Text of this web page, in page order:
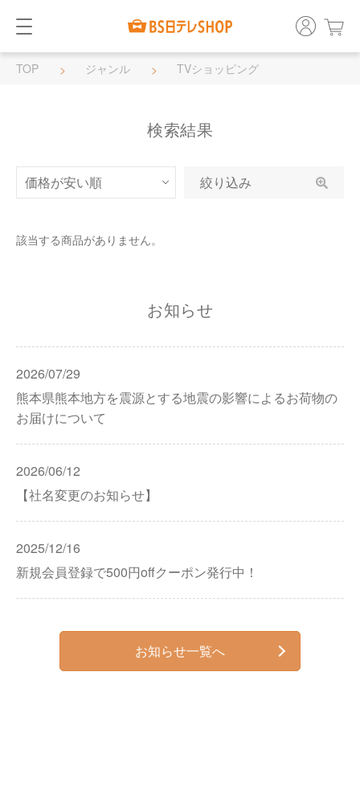
TOP ジャンル TVショッピング
検索結果
絞り込み
該当する商品がありません。
お知らせ
2026/07/29
熊本県熊本地方を震源とする地震の影響によるお荷物の
お届けについて
2026/06/12
【社名変更のお知らせ】
2025/12/16
新規会員登録で500円offクーポン発行中！
お知らせ一覧へ